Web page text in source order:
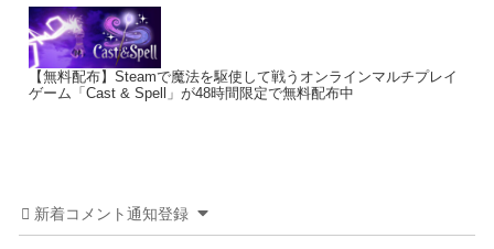
【無料配布】Steamで魔法を駆使して戦うオンラインマルチプレイ
ゲーム「Cast & Spell」が48時間限定で無料配布中
新着コメント通知登録